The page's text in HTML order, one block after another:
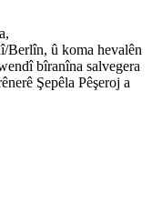
Berlîn, û koma hevalên
bîranîna salvegera
Şepêla Pêşeroj a